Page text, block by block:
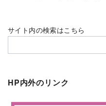
サイト内の検索はこちら
HP内外のリンク